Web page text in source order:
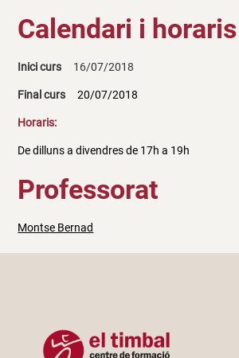
Calendari i horaris
Inici curs 16/07/2018
Final curs 20/07/2018
Horaris:
De dilluns a divendres de 17h a 19h
Professorat
Montse Bernad